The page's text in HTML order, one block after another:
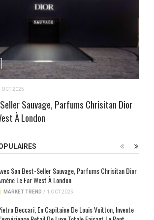
OCT 2025
Sauvage, Parfums Chrisitan Dior
À London
Son Best-Seller Sauvage, Parfums Chrisitan Dior
Le Far West À London
MARKET TREND / 1 OCT 2025
Beccari, En Capitaine De Louis Vuitton, Invente